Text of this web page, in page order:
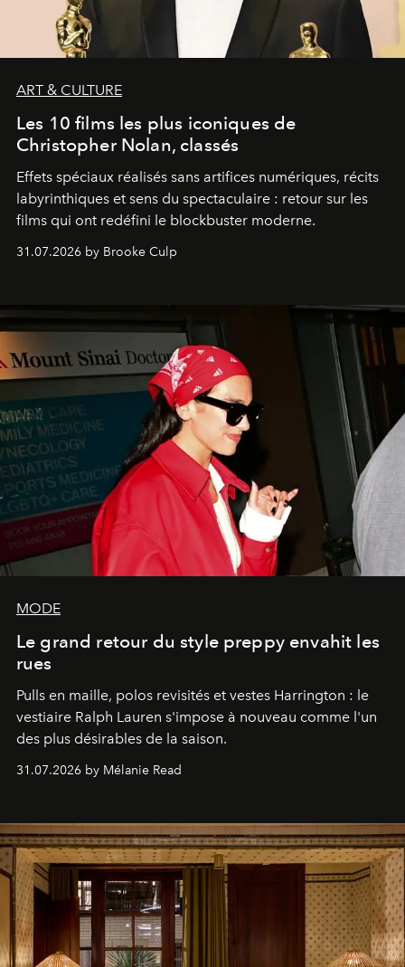
ART & CULTURE
Les 10 films les plus iconiques de
Christopher Nolan, classés
Effets spéciaux réalisés sans artifices numériques, récits
labyrinthiques et sens du spectaculaire : retour sur les
films qui ont redéfini le blockbuster moderne.
31.07.2026 by Brooke Culp
MODE
Le grand retour du style preppy envahit les
rues
Pulls en maille, polos revisités et vestes Harrington : le
vestiaire Ralph Lauren s'impose à nouveau comme l'un
des plus désirables de la saison.
31.07.2026 by Mélanie Read